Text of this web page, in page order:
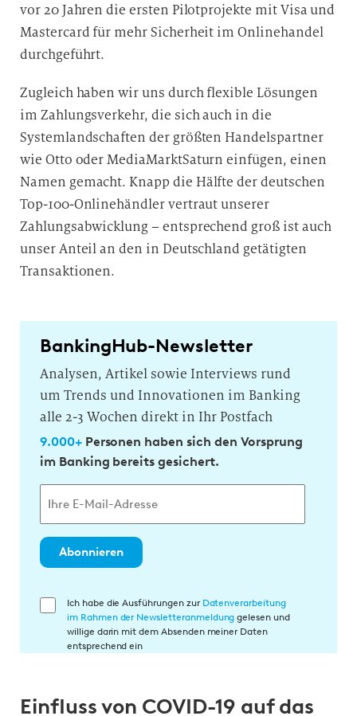
vor 20 Jahren die ersten Pilotprojekte mit Visa und
Mastercard für mehr Sicherheit im Onlinehandel
durchgeführt.
Zugleich haben wir uns durch flexible Lösungen
im Zahlungsverkehr, die sich auch in die
Systemlandschaften der größten Handelspartner
wie Otto oder MediaMarktSaturn einfügen, einen
Namen gemacht. Knapp die Hälfte der deutschen
Top-100-Onlinehändler vertraut unserer
Zahlungsabwicklung – entsprechend groß ist auch
unser Anteil an den in Deutschland getätigten
Transaktionen.
BankingHub-Newsletter
Analysen, Artikel sowie Interviews rund
um Trends und Innovationen im Banking
alle 2-3 Wochen direkt in Ihr Postfach
9.000+Personen haben sich den Vorsprung
im Banking bereits gesichert.
Abonnieren
E
l
Ich habe die Ausführungen zur Datenverarbeitung
im Rahmen der Newsletteranmeldung gelesen und
willige darin mit dem Absenden meiner Daten
entsprechend ein
Einfluss von COVID-19 auf das